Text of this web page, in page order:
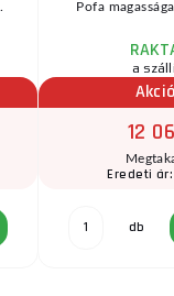
Pofa
a
12
Eredeti
db